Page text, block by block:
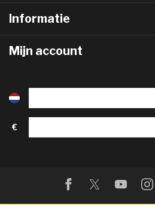
Informatie
Mijn account
€